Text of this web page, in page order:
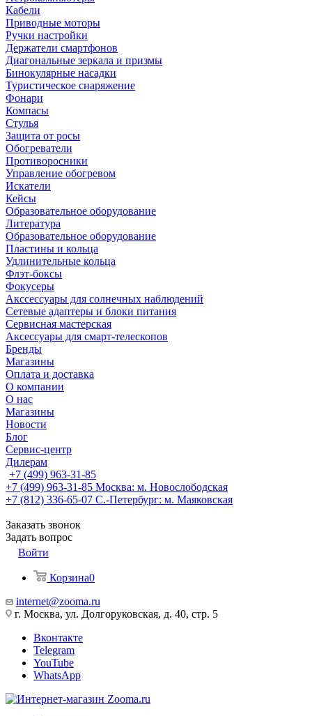
Кабели
Приводные моторы
Ручки настройки
Держатели смартфонов
Диагональные зеркала и призмы
Бинокулярные насадки
Туристическое снаряжение
Фонари
Компасы
Стулья
Защита от росы
Обогреватели
Противоросники
Управление обогревом
Искатели
Кейсы
Образовательное оборудование
Литература
Образовательное оборудование
Пластины и кольца
Удлинительные кольца
Флэт-боксы
Фокусеры
Акссессуары для солнечных наблюдений
Сетевые адаптеры и блоки питания
Сервисная мастерская
Аксессуары для смарт-телескопов
Бренды
Магазины
Оплата и доставка
О компании
О нас
Магазины
Новости
Блог
Сервис-центр
Дилерам
+7 (499) 963-31-85
+7 (499) 963-31-85 Москва: м. Новослободская
+7 (812) 336-65-07 С.-Петербург: м. Маяковская
Заказать звонок
Задать вопрос
Войти
Корзина0
internet@zooma.ru
г. Москва, ул. Долгоруковская, д. 40, стр. 5
Вконтакте
Telegram
YouTube
WhatsApp